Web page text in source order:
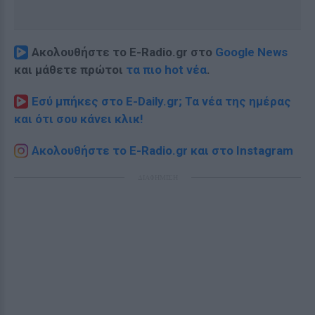
Ακολουθήστε το E-Radio.gr στο Google News
και μάθετε πρώτοι τα πιο hot νέα.
Εσύ μπήκες στο E-Daily.gr; Τα νέα της ημέρας
και ότι σου κάνει κλικ!
Ακολουθήστε το E-Radio.gr και στο Instagram